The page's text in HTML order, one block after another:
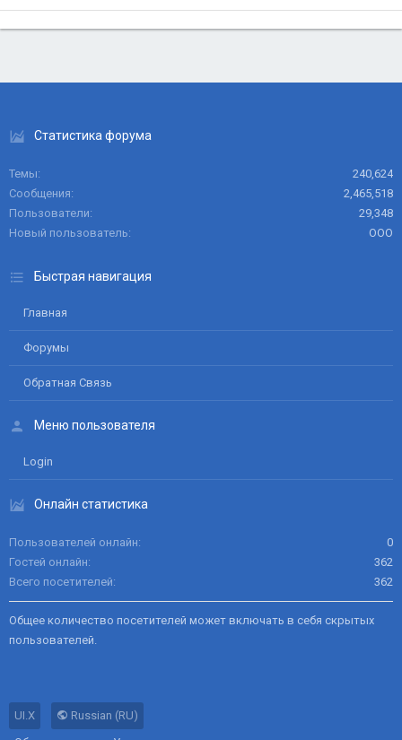
Статистика форума
Темы
240,624
Сообщения
2,465,518
Пользователи
29,348
Новый пользователь
ООО
Быстрая навигация
Главная
Форумы
Обратная Связь
Меню пользователя
Login
Онлайн статистика
Пользователей онлайн
0
Гостей онлайн
362
Всего посетителей
362
Общее количество посетителей может включать в себя скрытых
пользователей.
UI.X
Russian (RU)